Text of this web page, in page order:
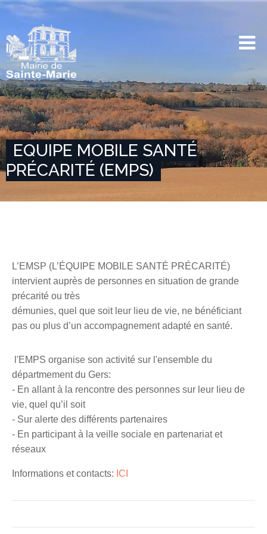
EQUIPE MOBILE SANTÉ
PRÉCARITÉ (EMPS)
L’EMSP (L’ÉQUIPE MOBILE SANTÉ PRÉCARITÉ)
intervient auprès de personnes en situation de grande
précarité ou très
démunies, quel que soit leur lieu de vie, ne bénéficiant
pas ou plus d’un accompagnement adapté en santé.
l'EMPS organise son activité sur l'ensemble du
départmement du Gers:
- En allant à la rencontre des personnes sur leur lieu de
vie, quel qu’il soit
- Sur alerte des différents partenaires
- En participant à la veille sociale en partenariat et
réseaux
Informations et contacts: ICI